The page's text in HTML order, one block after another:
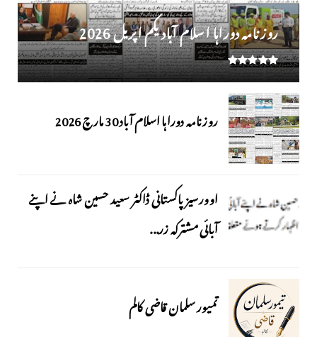
روز نامہ دوراہا اسلام آباد یکم اپریل 2026
روزنامہ دوراہا اسلام آباد 30 مارچ 2026
اوورسیز پاکستانی ڈاکٹر سعید حسین شاہ نے اپنے
آبائی مشترکہ زر...
تمیور سلمان قاضی کالم